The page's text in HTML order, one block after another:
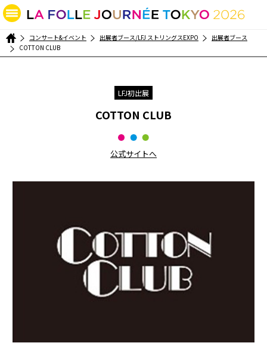
コンサート&イベント 出展者ブース/LFJ ストリングスEXPO
出展者ブース
COTTON CLUB
LFJ初出展
COTTON CLUB
公式サイトへ